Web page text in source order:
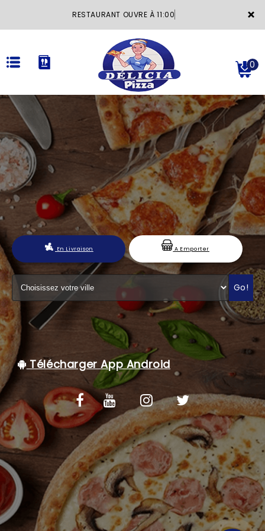
×
RESTAURANT OUVRE À 11:00
ACCUEIL
LA CARTE
VOTRE COMPTE
NOTRE RESTAURANT
VOS AVIS
MENTIONS LÉGALES
C.G.V
0
En Livraison A Emporter
Go!
Télécharger App Android